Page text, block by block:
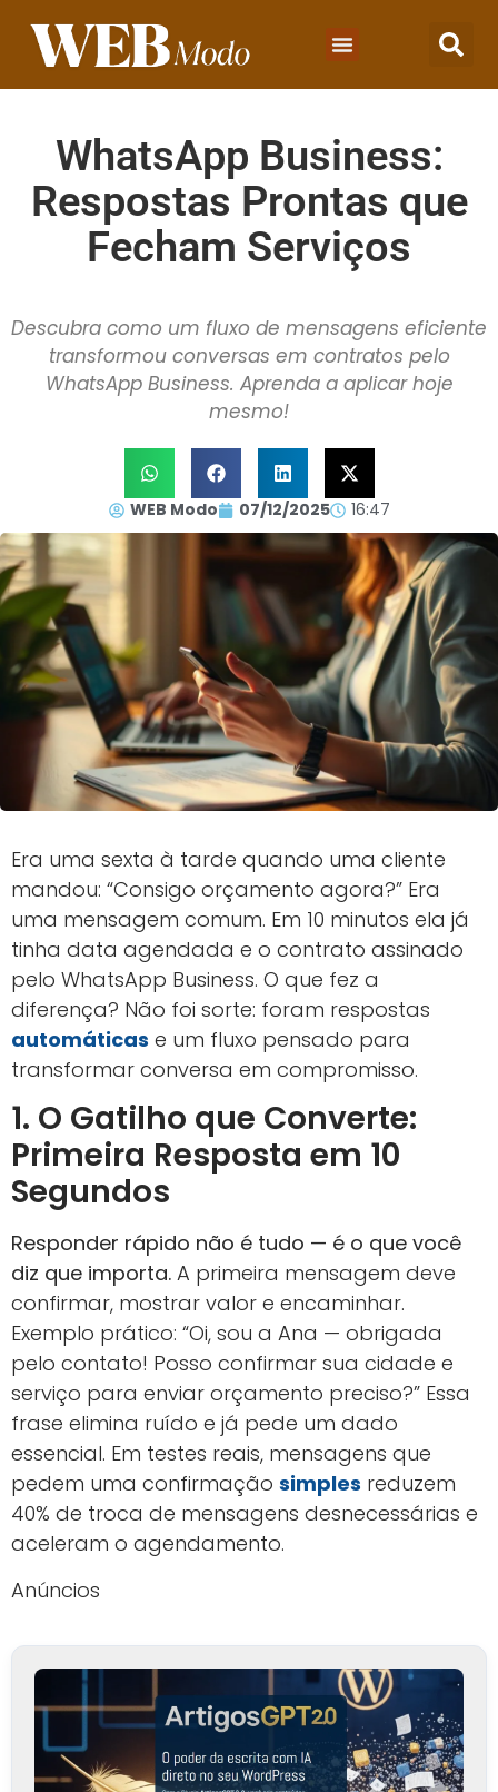
WhatsApp Business:
Respostas Prontas que
Fecham Serviços
Descubra como um fluxo de mensagens eficiente
transformou conversas em contratos pelo
WhatsApp Business. Aprenda a aplicar hoje
mesmo!
WEB Modo 07/12/2025 16:47
Era uma sexta à tarde quando uma cliente
mandou: “Consigo orçamento agora?” Era
uma mensagem comum. Em 10 minutos ela já
tinha data agendada e o contrato assinado
pelo WhatsApp Business. O que fez a
diferença? Não foi sorte: foram respostas
automáticas e um fluxo pensado para
transformar conversa em compromisso.
1. O Gatilho que Converte:
Primeira Resposta em 10
Segundos
Responder rápido não é tudo — é o que você
diz que importa. A primeira mensagem deve
confirmar, mostrar valor e encaminhar.
Exemplo prático: “Oi, sou a Ana — obrigada
pelo contato! Posso confirmar sua cidade e
serviço para enviar orçamento preciso?” Essa
frase elimina ruído e já pede um dado
essencial. Em testes reais, mensagens que
pedem uma confirmação simples reduzem
40% de troca de mensagens desnecessárias e
aceleram o agendamento.
Anúncios